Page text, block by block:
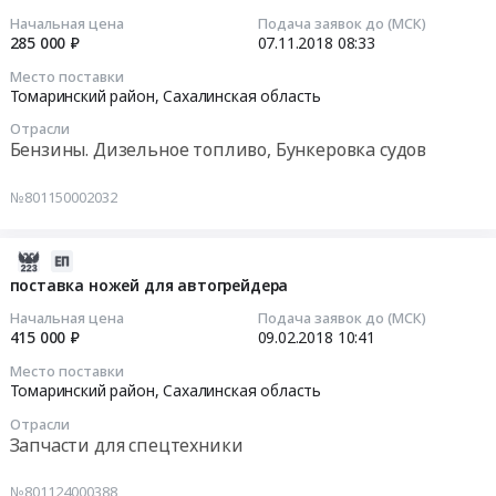
Начальная цена
285 000 ₽
Подача заявок до (МСК)
07.11.2018 08:33
Место поставки
Томаринский район,Сахалинская область
Отрасли
Бензины. Дизельное топливо, Бункеровка судов
№801150002032
92
поставка ножей для автогрейдера
Начальная цена
415 000 ₽
Подача заявок до (МСК)
09.02.2018 10:41
Место поставки
Томаринский район,Сахалинская область
Отрасли
Запчасти для спецтехники
№801124000388